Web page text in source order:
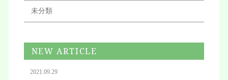
未分類
NEW ARTICLE
2021.09.29